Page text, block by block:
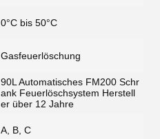
0°C bis 50°C
Gasfeuerlöschung
90L Automatisches FM200 Schr
ank Feuerlöschsystem Herstell
er über 12 Jahre
A, B, C